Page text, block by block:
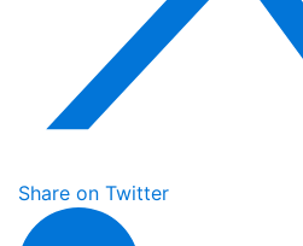
Share on Twitter